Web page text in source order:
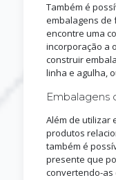
Também é
embalagens de
encontre uma
incorporação a
construir
linha e agulha,
Embalagens
Além de utilizar
produtos
também é
presente que
convertendo-as